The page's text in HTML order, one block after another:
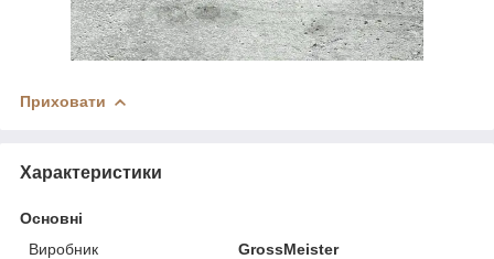
Приховати
Характеристики
Основні
Виробник
GrossMeister